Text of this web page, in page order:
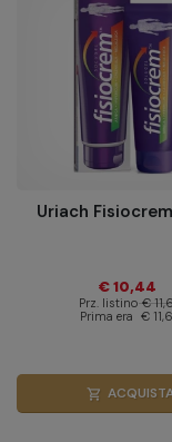
Uriach
€ 10,44
Prz. listino €
Prima era €
shopping_cart